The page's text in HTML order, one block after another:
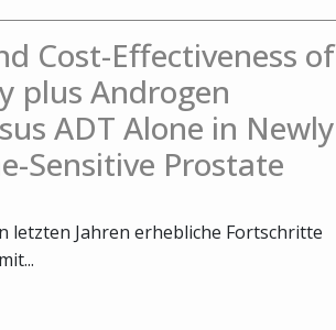
Cost-Effectiveness of
plus Androgen
ADT Alone in Newly
Sensitive Prostate
letzten Jahren erhebliche Fortschritte